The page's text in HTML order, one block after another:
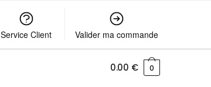
Service Client Valider ma commande
0.00 € 0